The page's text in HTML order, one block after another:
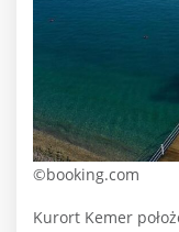
©booking.com
Kurort Kemer